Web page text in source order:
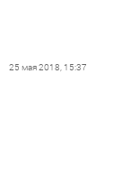
25 мая 2018, 15:37